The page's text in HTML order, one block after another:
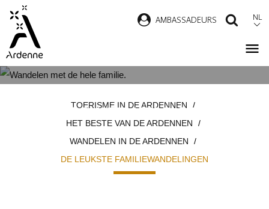
Overslaan
naar
inhoud
AMBASSADEURS NL
VOOR HET HELE GEZIN
TOERISME IN DE ARDENNEN
HET BESTE VAN DE ARDENNEN
WANDELEN IN DE ARDENNEN
DE LEUKSTE FAMILIEWANDELINGEN